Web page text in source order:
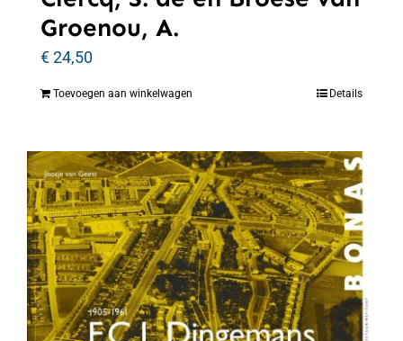
Groenou, A.
€24,50
Toevoegen aan winkelwagen Details